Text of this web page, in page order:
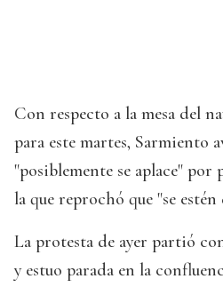
Con respecto a la mesa del
para este martes, Sarmiento
"posiblemente se aplace"
la que reprochó que "se
La protesta de ayer partió
y estuo parada en la